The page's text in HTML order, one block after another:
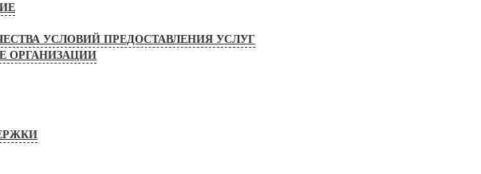
УСЛОВИЙ ПРЕДОСТАВЛЕНИЯ УСЛУГ
ОРГАНИЗАЦИИ